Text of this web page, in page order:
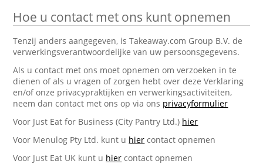
Hoe u contact met ons kunt opnemen
Tenzij anders aangegeven, is Takeaway.com Group B.V. de
verwerkingsverantwoordelijke van uw persoonsgegevens.
Als u contact met ons moet opnemen om verzoeken in te
dienen of als u vragen of zorgen hebt over deze Verklaring
en/of onze privacypraktijken en verwerkingsactiviteiten,
neem dan contact met ons op via ons privacyformulier
Voor Just Eat for Business (City Pantry Ltd.) hier
Voor Menulog Pty Ltd. kunt u hier contact opnemen
Voor Just Eat UK kunt u hier contact opnemen